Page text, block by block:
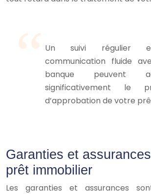
Un suivi régulier
communication fluide
banque peuvent
significativement le
d’approbation de votre
Garanties et
prêt immobilier
Les garanties et assurances